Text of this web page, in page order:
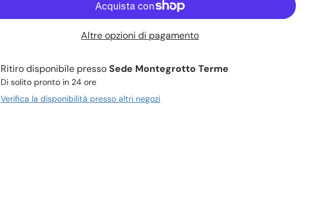
Altre opzioni di pagamento
Ritiro disponibile pressoSede Montegrotto Terme
Di solito pronto in 24 ore
Verifica la disponibilità presso altri negozi